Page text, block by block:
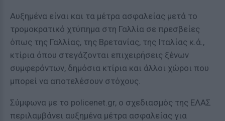
Αυξημένα είναι και τα μέτρα ασφαλείας μετά το
τρομοκρατικό χτύπημα στη Γαλλία σε πρεσβείες
όπως της Γαλλίας, της Βρετανίας, της Ιταλίας κ.ά.,
κτίρια όπου στεγάζονται επιχειρήσεις ξένων
συμφερόντων, δημόσια κτίρια και άλλοι χώροι που
μπορεί να αποτελέσουν στόχους.
Σύμφωνα με το policenet.gr, ο σχεδιασμός της ΕΛΑΣ
περιλαμβάνει αυξημένα μέτρα ασφαλείας για